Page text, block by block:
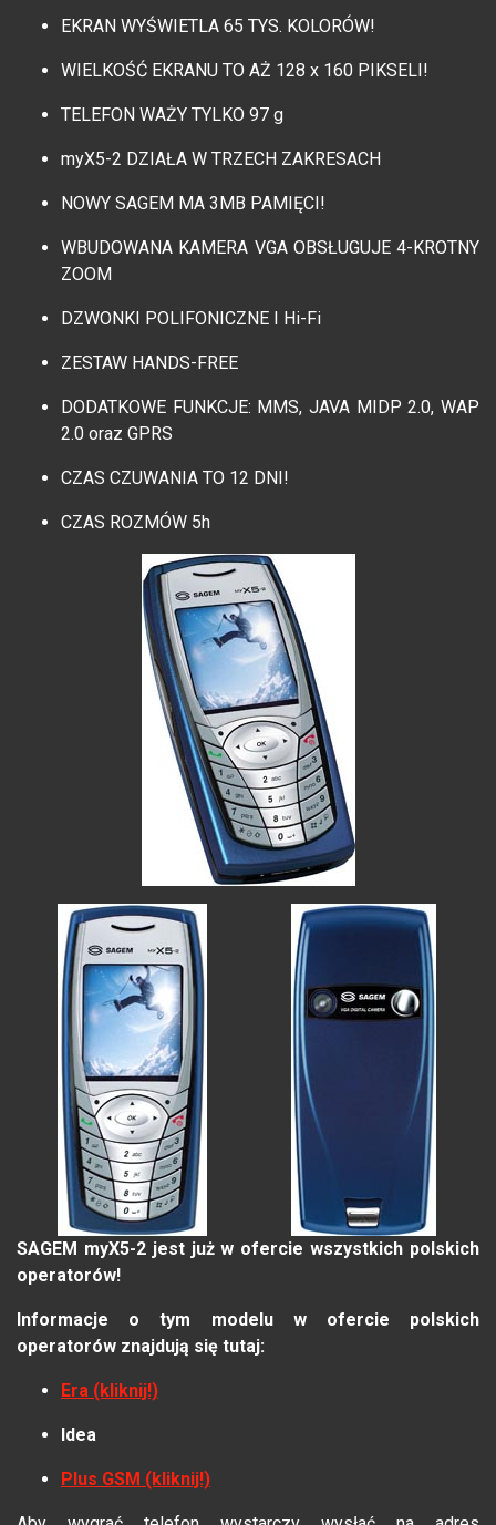
EKRAN WYŚWIETLA 65 TYS. KOLORÓW!
WIELKOŚĆ EKRANU TO AŻ 128 x 160 PIKSELI!
TELEFON WAŻY TYLKO 97 g
myX5-2 DZIAŁA W TRZECH ZAKRESACH
NOWY SAGEM MA 3MB PAMIĘCI!
WBUDOWANA KAMERA VGA OBSŁUGUJE 4-KROTNY
ZOOM
DZWONKI POLIFONICZNE I Hi-Fi
ZESTAW HANDS-FREE
DODATKOWE FUNKCJE: MMS, JAVA MIDP 2.0, WAP
2.0 oraz GPRS
CZAS CZUWANIA TO 12 DNI!
CZAS ROZMÓW 5h
SAGEM myX5-2 jest już w ofercie wszystkich polskich
operatorów!
Informacje o tym modelu w ofercie polskich
operatorów znajdują się tutaj:
Era (kliknij!)
Idea
Plus GSM (kliknij!)